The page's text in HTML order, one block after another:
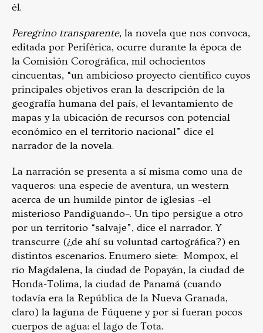
él.
Peregrino transparente, la novela que nos convoca,
editada por Periférica, ocurre durante la época de
la Comisión Corográfica, mil ochocientos
cincuentas, “un ambicioso proyecto científico cuyos
principales objetivos eran la descripción de la
geografía humana del país, el levantamiento de
mapas y la ubicación de recursos con potencial
económico en el territorio nacional” dice el
narrador de la novela.
La narración se presenta a sí misma como una de
vaqueros: una especie de aventura, un western
acerca de un humilde pintor de iglesias –el
misterioso Pandiguando–. Un tipo persigue a otro
por un territorio “salvaje”, dice el narrador. Y
transcurre (¿de ahí su voluntad cartográfica?) en
distintos escenarios. Enumero siete: Mompox, el
río Magdalena, la ciudad de Popayán, la ciudad de
Honda-Tolima, la ciudad de Panamá (cuando
todavía era la República de la Nueva Granada,
claro) la laguna de Fúquene y por si fueran pocos
cuerpos de agua: el lago de Tota.